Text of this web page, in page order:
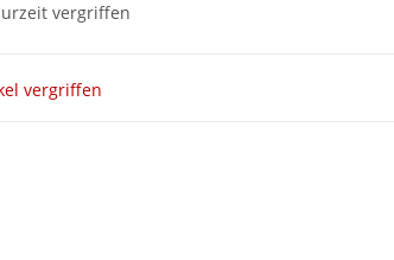
vergriffen
vergriffen